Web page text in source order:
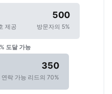
제공
500
방문자의 5%
도달 가능
락 가능
350
리드의 70%